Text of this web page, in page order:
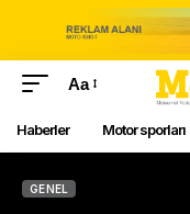
Aa
Haberler Motor sporları
GENEL